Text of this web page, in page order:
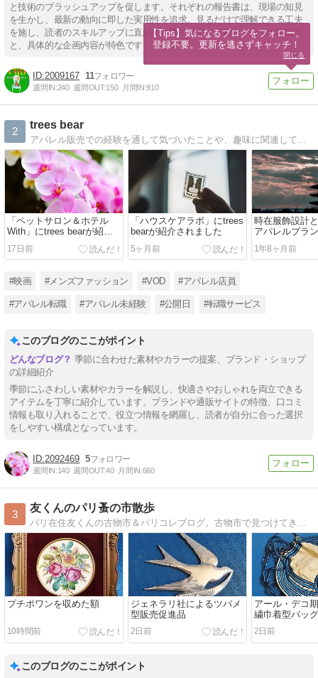
と技術のブラッシュアップを促します。それぞれの報告書は、現場の知見
を生かし、最新の動向に即した実用性を追求。見るだけで理解できる工夫
を施し、読者のスキルアップに直結する構成です。広範なテーマの幅広さ
と、具体的な企画内容が特色です。
2009167 11
週間IN:240 週間OUT:150 月間IN:910
2
trees bear
アパレル販売での経験を通して気づいたことや、趣味に関連してちょっと役に立つ情報などが中心です。映画については日本公開日でまとめてご紹介。いくつかの作品をピックアップして軽くレビューしたり、ときどき脱線したりしています。
「ペットサロン＆ホテル
With」にtrees bearが紹介
されました
17日前
「ハウスケアラボ」にtrees
bearが紹介されました
5ヶ月前
時在服飾設計
アパレルブラ
『TOKIARI』
1年8ヶ月前
#映画 #メンズファッション #VOD #アパレル店員
#アパレル転職 #アパレル未経験 #公開日 #転職サービス
このブログのここがポイント
季節に合わせた素材やカラーの提案、ブランド・ショップ
の詳細紹介
季節にふさわしい素材やカラーを解説し、快適さやおしゃれを両立できる
アイテムを丁寧に紹介しています。ブランドや通販サイトの特徴、口コミ
情報も取り入れることで、役立つ情報を網羅し、読者が自分に合った選択
をしやすい構成となっています。
2092469 5
週間IN:140 週間OUT:40 月間IN:660
3
友くんのパリ蚤の市散歩
プチポワンを収めた額
10時間前
ジェネラリ社によるツバメ
型販売促進品
2日前
アール・デコ
繍巾着型バッグ
2日前
このブログのここがポイント
【Tips】気になるブログをフォロー。
登録不要。更新を逃さずキャッチ！
閉じる